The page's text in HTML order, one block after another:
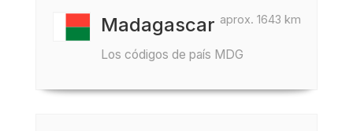
aprox. 1643 km
Madagascar
Los códigos de país MDG